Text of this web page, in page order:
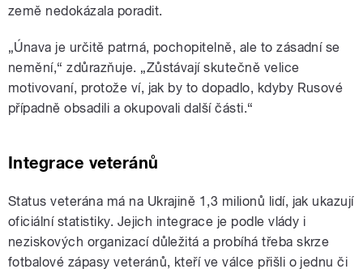
země nedokázala poradit.
„Únava je určitě patrná, pochopitelně, ale to zásadní se
nemění,“ zdůrazňuje. „Zůstávají skutečně velice
motivovaní, protože ví, jak by to dopadlo, kdyby Rusové
případně obsadili a okupovali další části.“
Integrace veteránů
Status veterána má na Ukrajině 1,3 milionů lidí, jak ukazují
oficiální statistiky. Jejich integrace je podle vlády i
neziskových organizací důležitá a probíhá třeba skrze
fotbalové zápasy veteránů, kteří ve válce přišli o jednu či